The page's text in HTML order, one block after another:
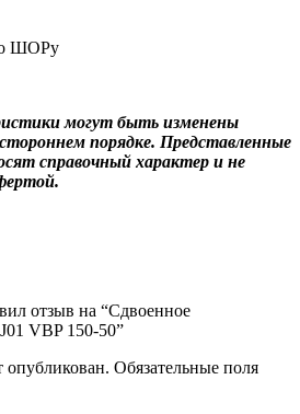
ШОРу
могут быть изменены
порядке. Представленные
справочный характер и не
отзыв на “Сдвоенное
VBP 150-50”
опубликован. Обязательные поля